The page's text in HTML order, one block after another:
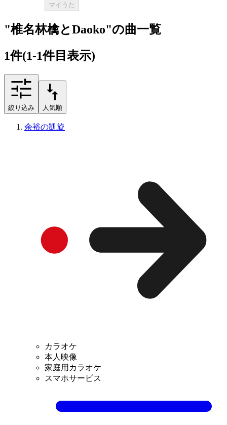
マイうた
"椎名林檎とDaoko"の曲一覧
1件(1-1件目表示)
絞り込み 人気順
余裕の凱旋
カラオケ
本人映像
家庭用カラオケ
スマホサービス